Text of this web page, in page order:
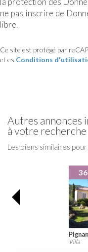
ne pas inscrire de
libre.
Ce site est protégé par
et es Conditions
autres annonces immobilières correspondant
à votre recherche
Les biens similaires pour
369
Pignans
Villa